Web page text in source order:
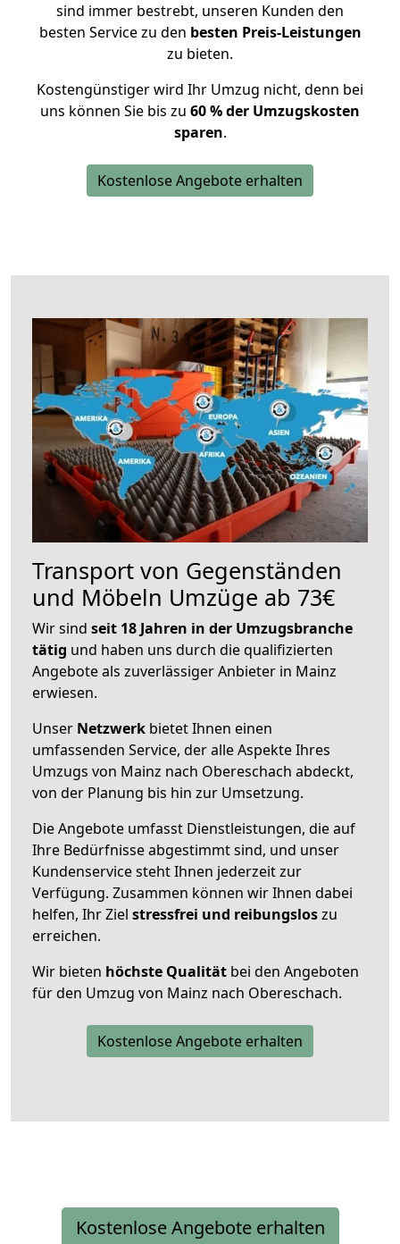
sind immer bestrebt, unseren Kunden den
besten Service zu den besten Preis-Leistungen
zu bieten.
Kostengünstiger wird Ihr Umzug nicht, denn bei
uns können Sie bis zu 60 % der Umzugskosten
sparen.
Kostenlose Angebote erhalten
Transport von Gegenständen
und Möbeln Umzüge ab 73€
Wir sind seit 18 Jahren in der Umzugsbranche
tätig und haben uns durch die qualifizierten
Angebote als zuverlässiger Anbieter in Mainz
erwiesen.
Unser Netzwerk bietet Ihnen einen
umfassenden Service, der alle Aspekte Ihres
Umzugs von Mainz nach Obereschach abdeckt,
von der Planung bis hin zur Umsetzung.
Die Angebote umfasst Dienstleistungen, die auf
Ihre Bedürfnisse abgestimmt sind, und unser
Kundenservice steht Ihnen jederzeit zur
Verfügung. Zusammen können wir Ihnen dabei
helfen, Ihr Ziel stressfrei und reibungsloszu
erreichen.
Wir bieten höchste Qualität bei den Angeboten
für den Umzug von Mainz nach Obereschach.
Kostenlose Angebote erhalten
Kostenlose Angebote erhalten